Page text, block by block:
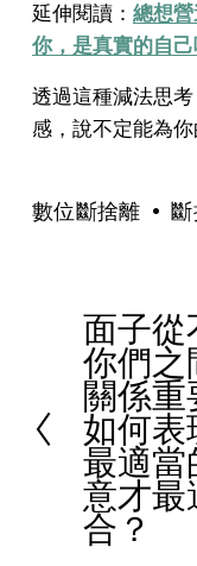
延伸閱讀： 總想
你，是真實的自己
透過這種減法思
感，說不定能為你
數位斷捨離
P
r
e
v
i
o
u
s
面子從
你們之
關係重
如何表
最適當
意才最
合？